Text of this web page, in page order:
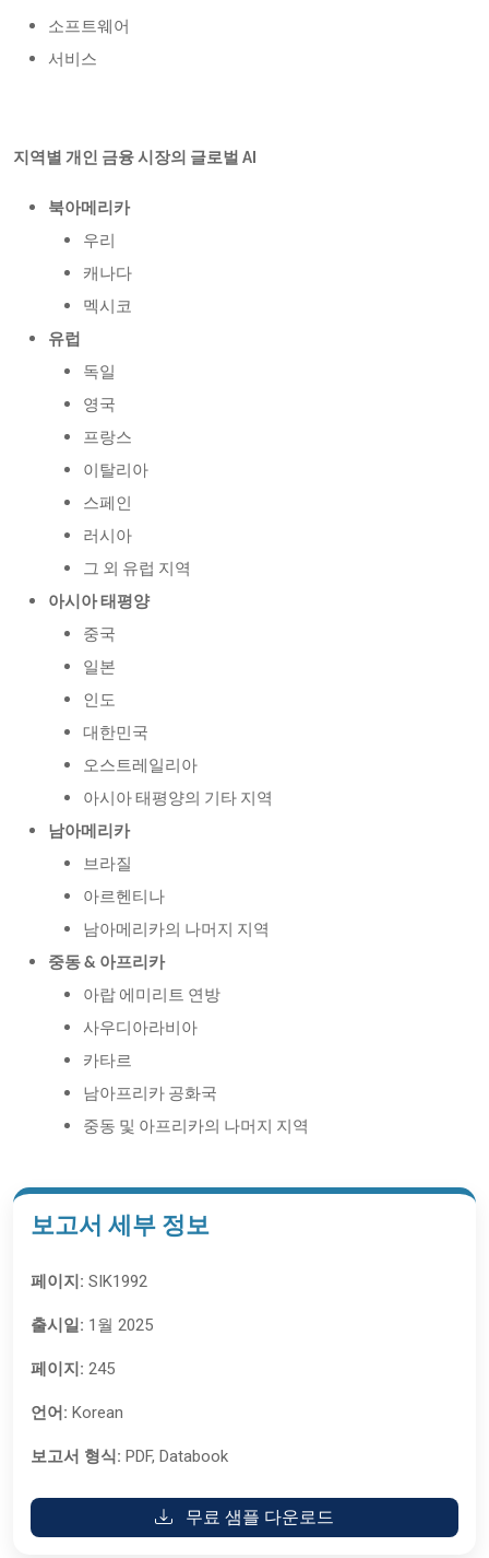
소프트웨어
서비스
지역별 개인 금융 시장의 글로벌 AI
북아메리카
우리
캐나다
멕시코
유럽
독일
영국
프랑스
이탈리아
스페인
러시아
그 외 유럽 지역
아시아 태평양
중국
일본
인도
대한민국
오스트레일리아
아시아 태평양의 기타 지역
남아메리카
브라질
아르헨티나
남아메리카의 나머지 지역
중동 & 아프리카
아랍 에미리트 연방
사우디아라비아
카타르
남아프리카 공화국
중동 및 아프리카의 나머지 지역
보고서 세부 정보
페이지: SIK1992
출시일: 1월 2025
페이지: 245
언어: Korean
보고서 형식: PDF, Databook
무료 샘플 다운로드